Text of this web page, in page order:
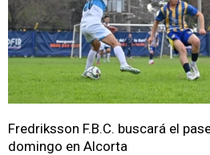
Fredriksson F.B.C. buscará el
domingo en Alcorta